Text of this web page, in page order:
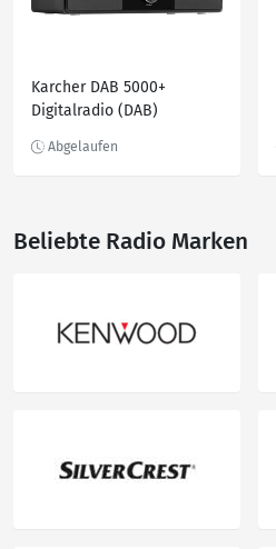
Karcher DAB 5000+
Digitalradio (DAB)
Tuner, UKW mit RDS, 10 W)
Beliebte Radio Marken